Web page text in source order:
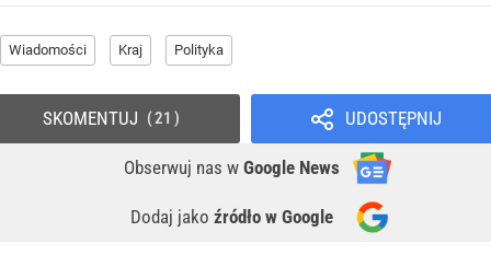
Wiadomości Kraj Polityka
UDOSTĘPNIJ
Obserwuj nas w Google News
Dodaj jako źródło w Google
SKOMENTUJ 21